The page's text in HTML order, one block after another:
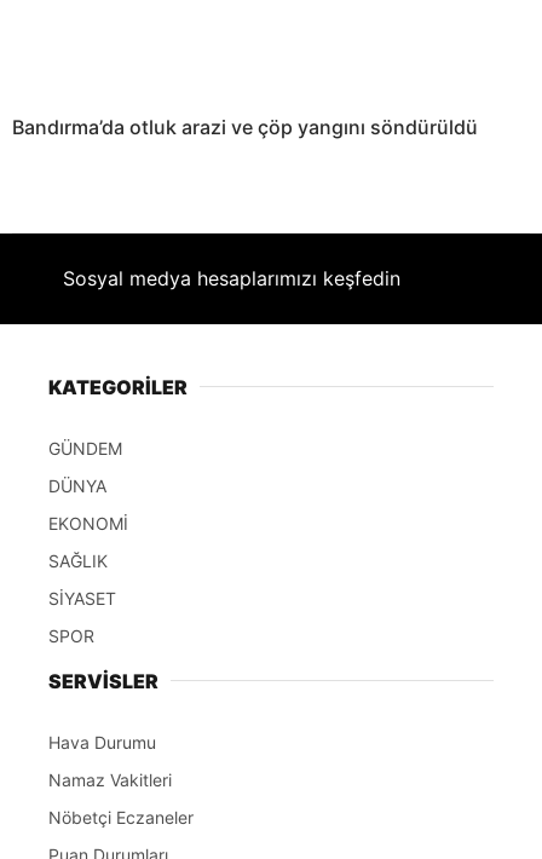
Bandırma’da otluk arazi ve çöp yangını söndürüldü
Sosyal medya hesaplarımızı keşfedin
KATEGORİLER
GÜNDEM
DÜNYA
EKONOMİ
SAĞLIK
SİYASET
SPOR
SERVİSLER
Hava Durumu
Namaz Vakitleri
Nöbetçi Eczaneler
Puan Durumları